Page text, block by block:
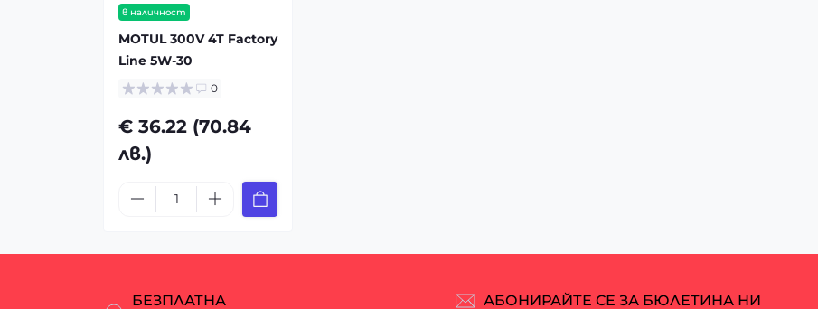
в наличност
MOTUL 300V 4T Factory
Line 5W-30
0
€ 36.22 (70.84
лв.)
БЕЗПЛАТНА
АБОНИРАЙТЕ СЕ ЗА БЮЛЕТИНА НИ